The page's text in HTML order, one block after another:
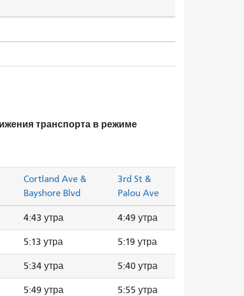
транспорта в режиме
Cortland Ave &
Bayshore Blvd
3rd St &
Palou Ave
4:43 утра 4:49 утра
5:13 утра 5:19 утра
5:34 утра 5:40 утра
5:49 утра 5:55 утра